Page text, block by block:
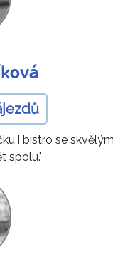
i bistro se
spolu."